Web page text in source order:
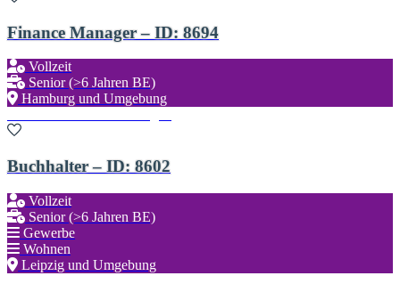
Finance Manager – ID: 8694
Vollzeit
Senior (>6 Jahren BE)
Hamburg und Umgebung
Buchhalter – ID: 8602
Vollzeit
Senior (>6 Jahren BE)
Gewerbe
Wohnen
Leipzig und Umgebung